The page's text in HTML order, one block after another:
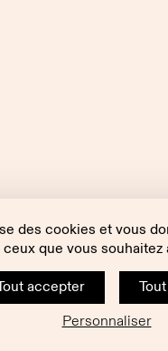
des cookies et vous
ceux que vous souhaitez
accepter
Personnaliser